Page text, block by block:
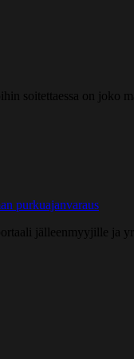
soitettaessa on joko
purkuajanvaraus
jälleenmyyjille ja